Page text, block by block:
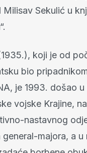
Milisav Sekulić u
koji je od
bio
je 1993. došao u
vojske Krajine,
nastavnog
majora, a u